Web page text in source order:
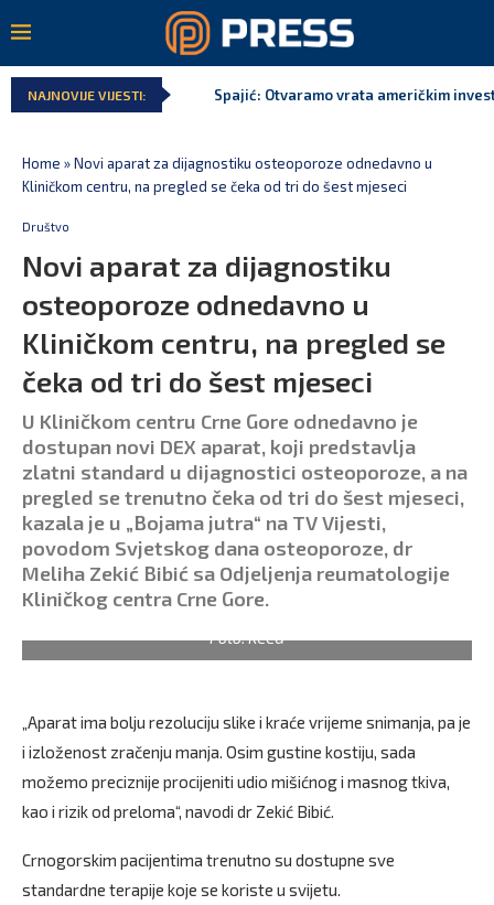
NAJNOVIJE VIJESTI: Spajić: Otvaramo vrata američkim
Home »Novi aparat za dijagnostiku osteoporoze odnedavno u
Kliničkom centru, na pregled se čeka od tri do šest mjeseci
Društvo
Novi aparat za dijagnostiku
osteoporoze odnedavno u
Kliničkom centru, na pregled se
čeka od tri do šest mjeseci
U Kliničkom centru Crne Gore odnedavno je
dostupan novi DEX aparat, koji predstavlja
zlatni standard u dijagnostici osteoporoze, a na
pregled se trenutno čeka od tri do šest mjeseci,
kazala je u „Bojama jutra“ na TV Vijesti,
povodom Svjetskog dana osteoporoze, dr
Meliha Zekić Bibić sa Odjeljenja reumatologije
Kliničkog centra Crne Gore.
Foto: KCCG
„Aparat ima bolju rezoluciju slike i kraće vrijeme snimanja, pa je
i izloženost zračenju manja. Osim gustine kostiju, sada
možemo preciznije procijeniti udio mišićnog i masnog tkiva,
kao i rizik od preloma“, navodi dr Zekić Bibić.
Crnogorskim pacijentima trenutno su dostupne sve
standardne terapije koje se koriste u svijetu.